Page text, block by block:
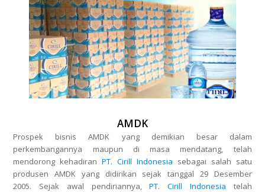
AMDK
Prospek bisnis AMDK yang demikian besar dalam
perkembangannya maupun di masa mendatang, telah
mendorong kehadiranPT. Cirill Indonesia sebagai salah satu
produsen AMDK yang didirikan sejak tanggal 29 Desember
2005. Sejak awal pendiriannya,PT. Cirill Indonesia telah